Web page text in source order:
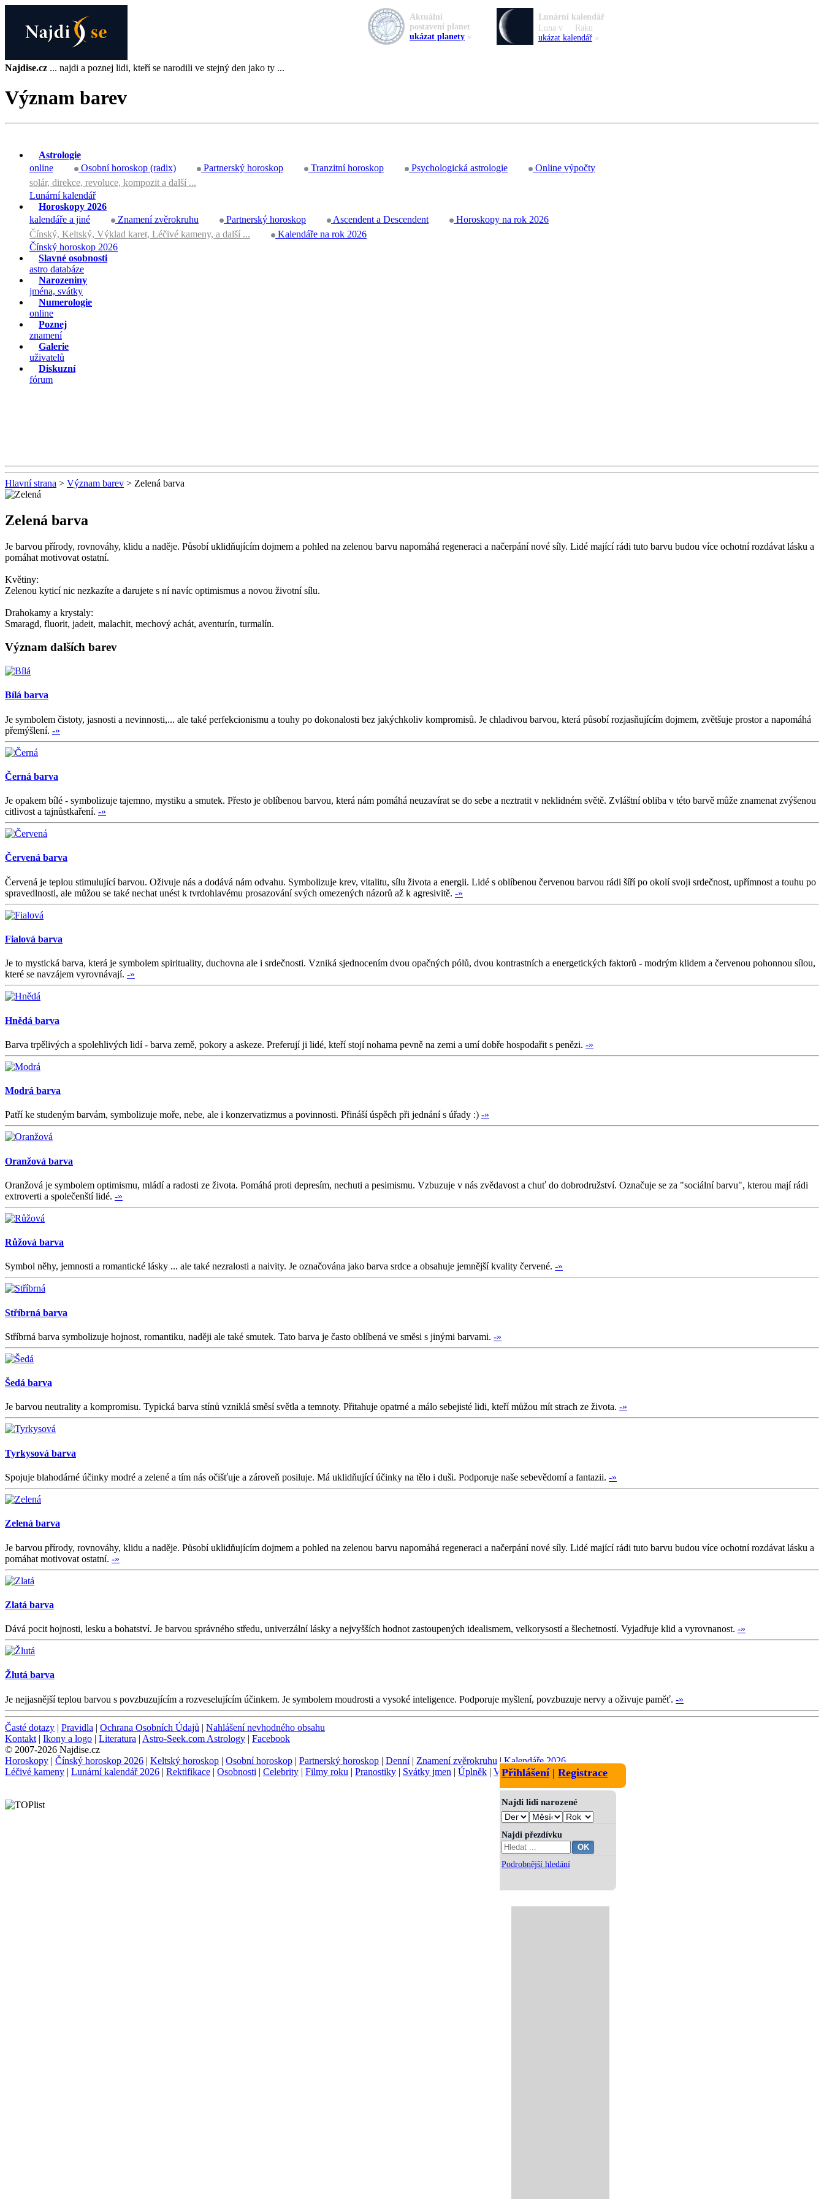
Najdise.cz ... najdi a poznej lidi, kteří se narodili ve stejný den jako ty ...
Význam barev
Astrologie
online
Osobní horoskop (radix) Partnerský horoskop Tranzitní horoskop Psychologická astrologie
Online výpočty
solár, direkce, revoluce, kompozit a další ...
Lunární kalendář
Horoskopy 2026
kalendáře a jiné
Znamení zvěrokruhu Partnerský horoskop Ascendent a Descendent
Horoskopy na rok 2026
Čínský, Keltský, Výklad karet, Léčivé kameny, a další ...
Kalendáře na rok 2026
Čínský horoskop 2026
Slavné osobnosti
astro databáze
Narozeniny
jména, svátky
Numerologie
online
Poznej
znamení
Galerie
uživatelů
Diskuzní
fórum
Hlavní strana > Význam barev > Zelená barva
Zelená barva
Je barvou přírody, rovnováhy, klidu a naděje. Působí uklidňujícím dojmem a pohled na zelenou barvu napomáhá regeneraci a načerpání nové síly. Lidé mající rádi tuto barvu budou více ochotní rozdávat lásku a
pomáhat motivovat ostatní.
Květiny:
Zelenou kyticí nic nezkazíte a darujete s ní navíc optimismus a novou životní sílu.
Drahokamy a krystaly:
Smaragd, fluorit, jadeit, malachit, mechový achát, aventurín, turmalín.
Význam dalších barev
Bílá barva
Je symbolem čistoty, jasnosti a nevinnosti,... ale také perfekcionismu a touhy po dokonalosti bez jakýchkoliv kompromisů. Je chladivou barvou, která působí rozjasňujícím dojmem, zvětšuje prostor a napomáhá
přemýšlení. -»
Černá barva
Je opakem bílé - symbolizuje tajemno, mystiku a smutek. Přesto je oblíbenou barvou, která nám pomáhá neuzavírat se do sebe a neztratit v neklidném světě. Zvláštní obliba v této barvě může znamenat zvýšenou
citlivost a tajnůstkaření. -»
Červená barva
Červená je teplou stimulující barvou. Oživuje nás a dodává nám odvahu. Symbolizuje krev, vitalitu, sílu života a energii. Lidé s oblíbenou červenou barvou rádi šíří po okolí svoji srdečnost, upřímnost a touhu po
spravedlnosti, ale můžou se také nechat unést k tvrdohlavému prosazování svých omezených názorů až k agresivitě. -»
Fialová barva
Je to mystická barva, která je symbolem spirituality, duchovna ale i srdečnosti. Vzniká sjednocením dvou opačných pólů, dvou kontrastních a energetických faktorů - modrým klidem a červenou pohonnou sílou,
které se navzájem vyrovnávají. -»
Hnědá barva
Barva trpělivých a spolehlivých lidí - barva země, pokory a askeze. Preferují ji lidé, kteří stojí nohama pevně na zemi a umí dobře hospodařit s penězi. -»
Modrá barva
Patří ke studeným barvám, symbolizuje moře, nebe, ale i konzervatizmus a povinnosti. Přináší úspěch při jednání s úřady :) -»
Oranžová barva
Oranžová je symbolem optimismu, mládí a radosti ze života. Pomáhá proti depresím, nechuti a pesimismu. Vzbuzuje v nás zvědavost a chuť do dobrodružství. Označuje se za "sociální barvu", kterou mají rádi
extroverti a společenští lidé. -»
Růžová barva
Symbol něhy, jemnosti a romantické lásky ... ale také nezralosti a naivity. Je označována jako barva srdce a obsahuje jemnější kvality červené. -»
Stříbrná barva
Stříbrná barva symbolizuje hojnost, romantiku, naději ale také smutek. Tato barva je často oblíbená ve směsi s jinými barvami. -»
Šedá barva
Je barvou neutrality a kompromisu. Typická barva stínů vzniklá směsí světla a temnoty. Přitahuje opatrné a málo sebejisté lidi, kteří můžou mít strach ze života. -»
Tyrkysová barva
Spojuje blahodárné účinky modré a zelené a tím nás očišťuje a zároveň posiluje. Má uklidňující účinky na tělo i duši. Podporuje naše sebevědomí a fantazii. -»
Zelená barva
Je barvou přírody, rovnováhy, klidu a naděje. Působí uklidňujícím dojmem a pohled na zelenou barvu napomáhá regeneraci a načerpání nové síly. Lidé mající rádi tuto barvu budou více ochotní rozdávat lásku a
pomáhat motivovat ostatní. -»
Zlatá barva
Dává pocit hojnosti, lesku a bohatství. Je barvou správného středu, univerzální lásky a nejvyšších hodnot zastoupených idealismem, velkorysostí a šlechetností. Vyjadřuje klid a vyrovnanost. -»
Žlutá barva
Je nejjasnější teplou barvou s povzbuzujícím a rozveselujícím účinkem. Je symbolem moudrosti a vysoké inteligence. Podporuje myšlení, povzbuzuje nervy a oživuje paměť. -»
Aktuální
postavení planet
ukázat planety »
Lunární kalendář
Luna v
Raku
ukázat kalendář »
Přihlášení| Registrace
Najdi lidi narozené
Najdi přezdívku
Podrobnější hledání
Časté dotazy | Pravidla | Ochrana Osobních Údajů | Nahlášení nevhodného obsahu
Kontakt | Ikony a logo | Literatura | Astro-Seek.com Astrology | Facebook
© 2007-2026 Najdise.cz
Horoskopy | Čínský horoskop 2026 | Keltský horoskop | Osobní horoskop | Partnerský horoskop | Denní| Znamení zvěrokruhu | Kalendáře 2026
Léčivé kameny | Lunární kalendář 2026 | Rektifikace | Osobnosti | Celebrity | Filmy roku | Pranostiky | Svátky jmen | Úplněk | Význam jmen